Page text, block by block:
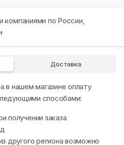
компаниями по России,
Доставка
в нашем магазине оплату
способами:
получении заказа
другого региона возможно